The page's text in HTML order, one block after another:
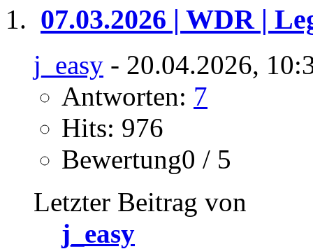
07.03.2026 | WDR |
j_easy - 20.04.2026,
Antworten: 7
Hits: 976
Bewertung0 / 5
Letzter Beitrag von
j_easy